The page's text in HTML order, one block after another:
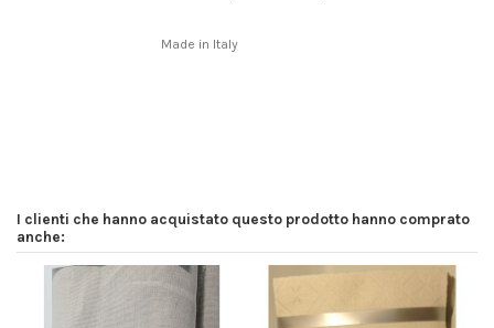
Made in Italy
I clienti che hanno acquistato questo prodotto hanno comprato
anche: